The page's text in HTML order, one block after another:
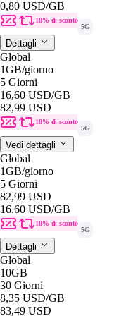
0,80 USD/GB
10% di sconto
5G
Dettagli
Global
1GB/giorno
5 Giorni
16,60 USD/GB
82,99 USD
10% di sconto
5G
Vedi dettagli
Global
1GB/giorno
5 Giorni
82,99 USD
16,60 USD/GB
10% di sconto
5G
Dettagli
Global
10GB
30 Giorni
8,35 USD/GB
83,49 USD